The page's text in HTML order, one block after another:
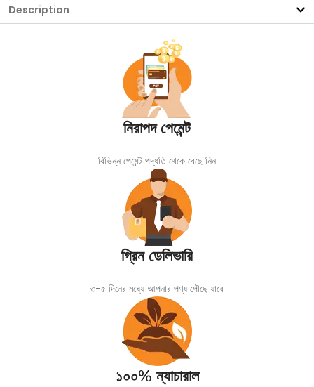
Description
নিরাপদ পেমেন্ট
বিভিন্ন পেমেন্ট পদ্ধতি থেকে বেছে নিন
গ্রিন ডেলিভারি
৩-৫ দিনের মধ্যে আপনার পণ্য পৌছে যাবে
১০০% ন্যাচারাল